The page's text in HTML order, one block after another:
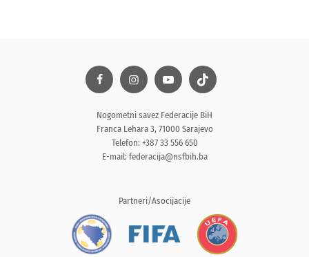
Nogometni savez Federacije BiH
Franca Lehara 3, 71000 Sarajevo
Telefon: +387 33 556 650
E-mail: federacija@nsfbih.ba
Partneri/Asocijacije